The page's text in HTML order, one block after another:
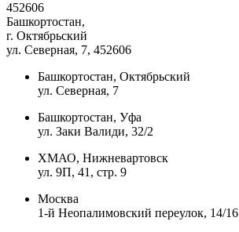
452606
Башкортостан,
г. Октябрьский
ул. Северная, 7, 452606
Башкортостан, Октябрьский
ул. Северная, 7
Башкортостан, Уфа
ул. Заки Валиди, 32/2
ХМАО, Нижневартовск
ул. 9П, 41, стр. 9
Москва
1-й Неопалимовский переулок, 14/16